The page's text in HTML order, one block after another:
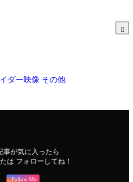
ダー映像 その他
事が気に入ったら
は フォローしてね！
Follow Me